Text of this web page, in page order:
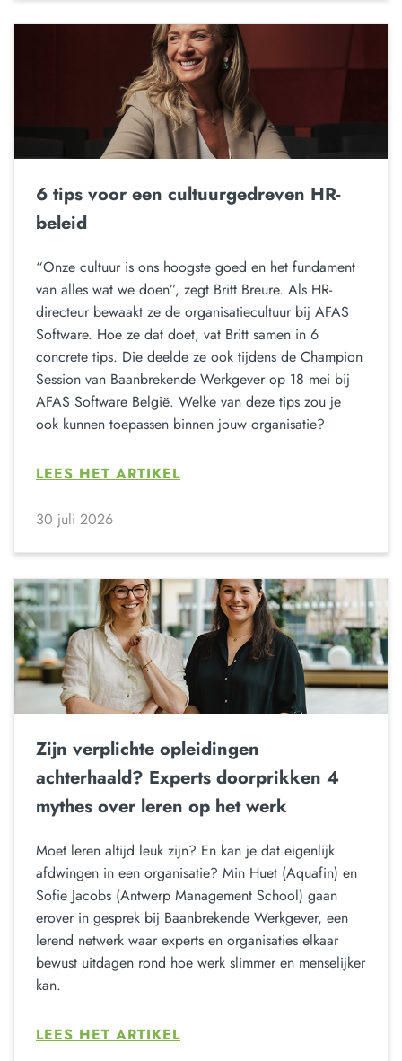
6 tips voor een cultuurgedreven HR-
beleid
“Onze cultuur is ons hoogste goed en het fundament
van alles wat we doen”, zegt Britt Breure. Als HR-
directeur bewaakt ze de organisatiecultuur bij AFAS
Software. Hoe ze dat doet, vat Britt samen in 6
concrete tips. Die deelde ze ook tijdens de Champion
Session van Baanbrekende Werkgever op 18 mei bij
AFAS Software België. Welke van deze tips zou je
ook kunnen toepassen binnen jouw organisatie?
LEES HET ARTIKEL
30 juli 2026
Zijn verplichte opleidingen
achterhaald? Experts doorprikken 4
mythes over leren op het werk
Moet leren altijd leuk zijn? En kan je dat eigenlijk
afdwingen in een organisatie? Min Huet (Aquafin) en
Sofie Jacobs (Antwerp Management School) gaan
erover in gesprek bij Baanbrekende Werkgever, een
lerend netwerk waar experts en organisaties elkaar
bewust uitdagen rond hoe werk slimmer en menselijker
kan.
LEES HET ARTIKEL